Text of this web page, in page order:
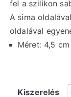
fel a szilikon
A sima
oldalával
Méret: 4,5
Kiszerelés